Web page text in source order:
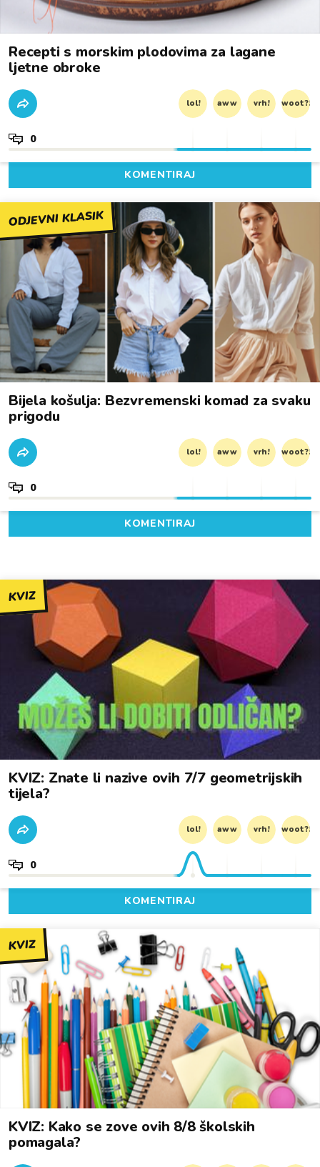
Recepti s morskim plodovima za lagane
ljetne obroke
lol! aww vrh! woot?!
0
KOMENTIRAJ
ODJEVNI KLASIK
Bijela košulja: Bezvremenski komad za svaku
prigodu
lol! aww vrh! woot?!
0
KOMENTIRAJ
KVIZ
KVIZ: Znate li nazive ovih 7/7 geometrijskih
tijela?
lol! aww vrh! woot?!
0
KOMENTIRAJ
KVIZ
KVIZ: Kako se zove ovih 8/8 školskih
pomagala?